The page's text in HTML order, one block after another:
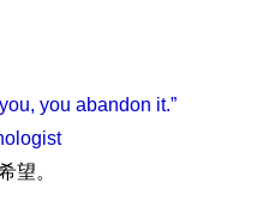
you abandon it.”
望。